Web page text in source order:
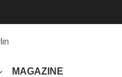
MAGAZINE